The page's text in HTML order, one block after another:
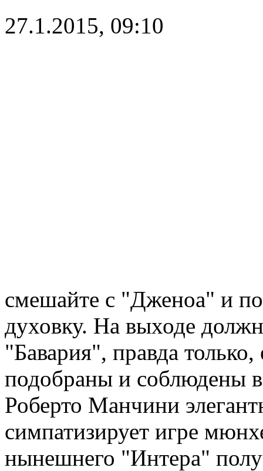
27.1.2015, 09:10
смешайте с "Дженоа" и
духовку. На выходе
"Бавария", правда
подобраны и соблюдены
Роберто Манчини
симпатизирует игре
нынешнего "Интера"